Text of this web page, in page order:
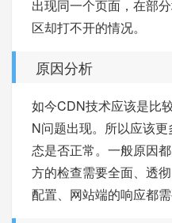
出现同一个页面，在部
区却打不开的情况。
原因分析
如今CDN技术应该是比
N问题出现。所以应该
态是否正常。一般原因
方的检查需要全面、透
配置、网站端的响应都需